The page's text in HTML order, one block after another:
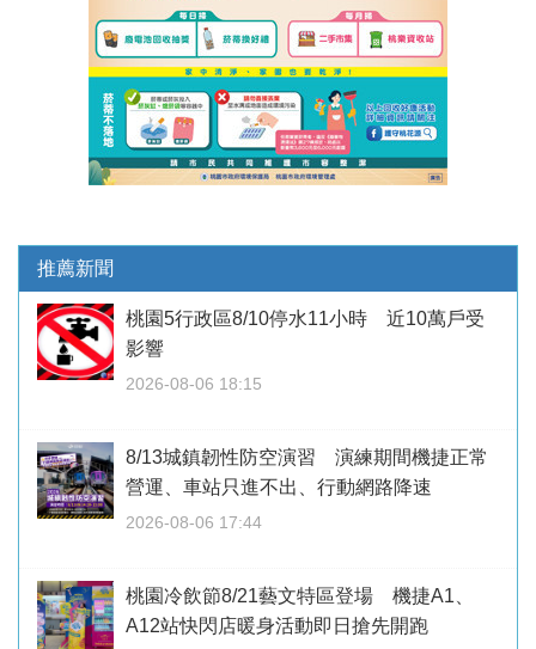
推薦新聞
桃園5行政區8/10停水11小時 近10萬戶受
影響
2026-08-06 18:15
8/13城鎮韌性防空演習 演練期間機捷正常
營運、車站只進不出、行動網路降速
2026-08-06 17:44
桃園冷飲節8/21藝文特區登場 機捷A1、
A12站快閃店暖身活動即日搶先開跑